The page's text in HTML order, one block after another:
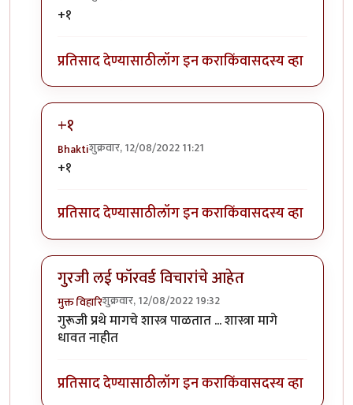
In reply to
+१
प्रतिसाद देण्यासाठीलॉग इन कराकिंवासदस्य व्हा
+१
Bhaktiशुक्रवार, 12/08/2022 11:21
In reply to
+१
प्रतिसाद देण्यासाठीलॉग इन कराकिंवासदस्य व्हा
गुरजी लई फॉरवर्ड विचारांचे आहेत
मुक्त विहारिशुक्रवार, 12/08/2022 19:32
In reply toअग्नीbyकपिलमुनी
गुरूजी प्रथे मागचे शास्त्र पाळतात ... शास्त्रा मागे
धावत नाहीत
प्रतिसाद देण्यासाठीलॉग इन कराकिंवासदस्य व्हा